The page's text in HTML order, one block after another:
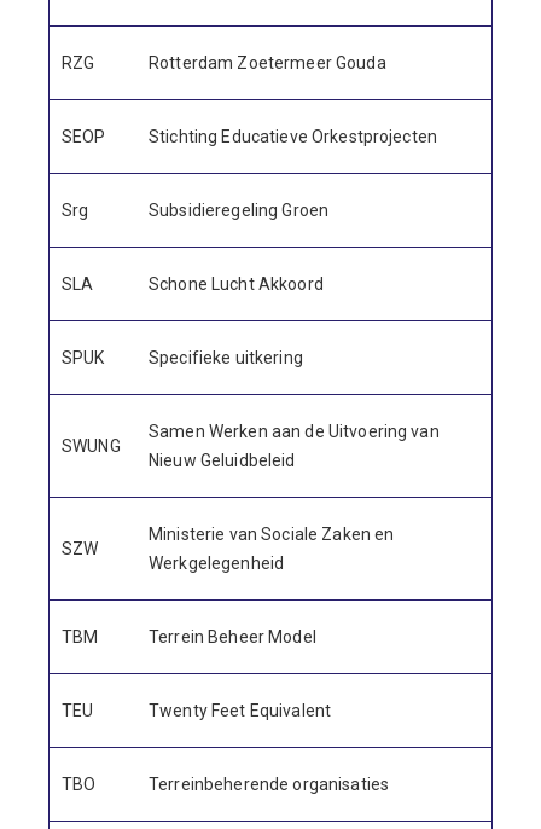
RZG Rotterdam Zoetermeer Gouda
SEOP Stichting Educatieve Orkestprojecten
Srg Subsidieregeling Groen
SLA Schone Lucht Akkoord
SPUK Specifieke uitkering
SWUNG
Samen Werken aan de Uitvoering van
Nieuw Geluidbeleid
SZW
Ministerie van Sociale Zaken en
Werkgelegenheid
TBM Terrein Beheer Model
TEU Twenty Feet Equivalent
TBO Terreinbeherende organisaties